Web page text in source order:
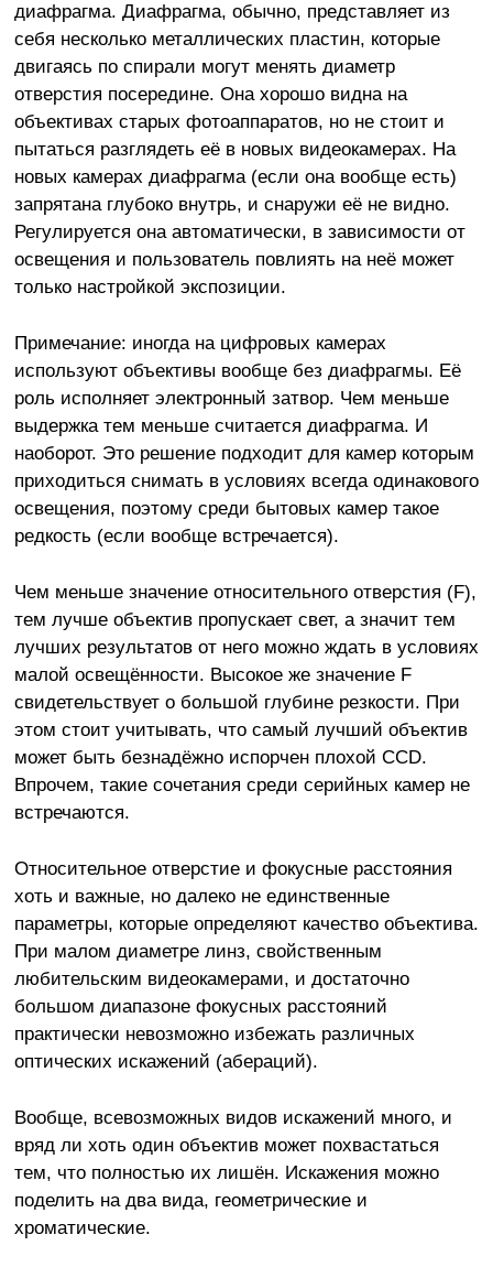
диафрагма. Диафрагма, обычно, представляет из
себя несколько металлических пластин, которые
двигаясь по спирали могут менять диаметр
отверстия посередине. Она хорошо видна на
объективах старых фотоаппаратов, но не стоит и
пытаться разглядеть её в новых видеокамерах. На
новых камерах диафрагма (если она вообще есть)
запрятана глубоко внутрь, и снаружи её не видно.
Регулируется она автоматически, в зависимости от
освещения и пользователь повлиять на неё может
только настройкой экспозиции.
Примечание: иногда на цифровых камерах
используют объективы вообще без диафрагмы. Её
роль исполняет электронный затвор. Чем меньше
выдержка тем меньше считается диафрагма. И
наоборот. Это решение подходит для камер которым
приходиться снимать в условиях всегда одинакового
освещения, поэтому среди бытовых камер такое
редкость (если вообще встречается).
Чем меньше значение относительного отверстия (F),
тем лучше объектив пропускает свет, а значит тем
лучших результатов от него можно ждать в условиях
малой освещённости. Высокое же значение F
свидетельствует о большой глубине резкости. При
этом стоит учитывать, что самый лучший объектив
может быть безнадёжно испорчен плохой CCD.
Впрочем, такие сочетания среди серийных камер не
встречаются.
Относительное отверстие и фокусные расстояния
хоть и важные, но далеко не единственные
параметры, которые определяют качество объектива.
При малом диаметре линз, свойственным
любительским видеокамерами, и достаточно
большом диапазоне фокусных расстояний
практически невозможно избежать различных
оптических искажений (абераций).
Вообще, всевозможных видов искажений много, и
вряд ли хоть один объектив может похвастаться
тем, что полностью их лишён. Искажения можно
поделить на два вида, геометрические и
хроматические.